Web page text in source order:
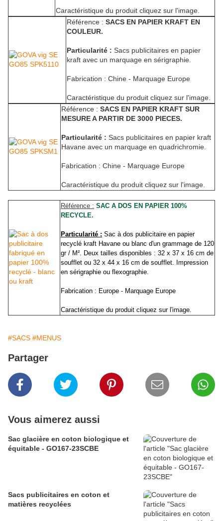
Caractéristique du produit cliquez sur l'image.
Référence : SACS EN PAPIER KRAFT EN
COULEUR.
Particularité : Sacs publicitaires en papier
kraft avec un marquage en sérigraphie.
Fabrication : Chine - Marquage Europe
Caractéristique du produit cliquez sur l'image.
Référence : SACS EN PAPIER KRAFT SUR
MESURE A PARTIR DE 3000 PIECES.
Particularité : Sacs publicitaires en papier kraft
Havane avec un marquage en quadrichromie.
Fabrication : Chine - Marquage Europe
Caractéristique du produit cliquez sur l'image.
Référence : SAC A DOS EN PAPIER 100%
RECYCLE.
Particularité : Sac à dos publicitaire en papier
recyclé kraft Havane ou blanc d'un grammage de 120
gr / M². Deux tailles disponibles : 32 x 37 x 16 cm de
soufflet ou 32 x 44 x 16 cm de soufflet. Impression
en sérigraphie ou flexographie.
Fabrication : Europe - Marquage Europe
Caractéristique du produit cliquez sur l'image.
#SACS #MENUS
Partager
Vous aimerez aussi
Sac glacière en coton biologique et
équitable - GO167-23SCBE
Sacs publicitaires en coton et
matières recyclées